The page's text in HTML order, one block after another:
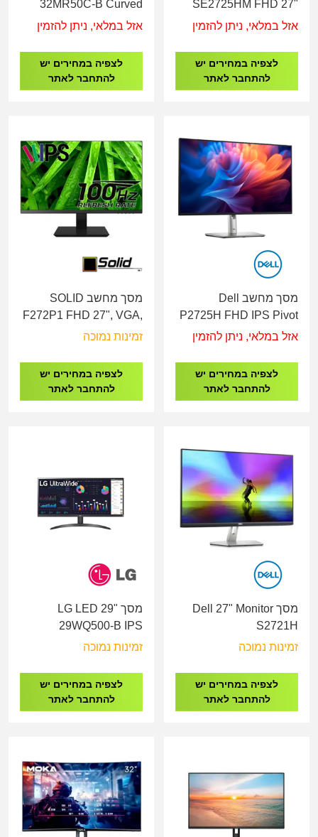
SE2725HM FHD 27"
IPS VGA HDMI
אזל במלאי, ניתן להזמין
לצפיה במחירים יש
להתחבר לאתר
32MR50C-B Curved
IPS Monitor
אזל במלאי, ניתן להזמין
לצפיה במחירים יש
להתחבר לאתר
מסך מחשב Dell
P2725H FHD IPS Pivot
100Hz 5ms
אזל במלאי, ניתן להזמין
לצפיה במחירים יש
להתחבר לאתר
מסך מחשב SOLID
F272P1 FHD 27", VGA,
HDMI, IPS, Speakers
זמינות נמוכה
לצפיה במחירים יש
להתחבר לאתר
מסך Dell 27" Monitor
S2721H
זמינות נמוכה
לצפיה במחירים יש
להתחבר לאתר
מסך LG LED 29"
29WQ500-B IPS
Monitor
זמינות נמוכה
לצפיה במחירים יש
להתחבר לאתר